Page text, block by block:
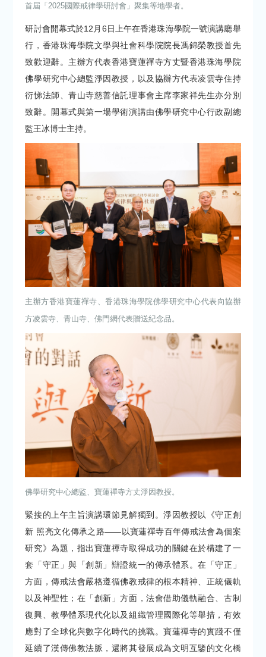
首屆「2025國際戒律學研討會」聚集等地學者。
研討會開幕式於12月6日上午在香港珠海學院一號演講廳舉
行，香港珠海學院文學與社會科學院院長馮錦榮教授首先
致歡迎辭。主辦方代表香港寶蓮禪寺方丈暨香港珠海學院
佛學研究中心總監淨因教授，以及協辦方代表凌雲寺住持
衍悌法師、青山寺慈善信託理事會主席李家祥先生亦分別
致辭。開幕式與第一場學術演講由佛學研究中心行政副總
監王冰博士主持。
主辦方香港寶蓮禪寺、香港珠海學院佛學研究中心代表向協辦
方凌雲寺、青山寺、佛門網代表贈送紀念品。
佛學研究中心總監、寶蓮禪寺方丈淨因教授。
緊接的上午主旨演講環節見解獨到。淨因教授以《守正創
新 照亮文化傳承之路——以寶蓮禪寺百年傳戒法會為個案
研究》為題，指出寶蓮禪寺取得成功的關鍵在於構建了一
套「守正」與「創新」辯證統一的傳承體系。在「守正」
方面，傳戒法會嚴格遵循佛教戒律的根本精神、正統儀軌
以及神聖性；在「創新」方面，法會借助儀軌融合、古制
復興、教學體系現代化以及組織管理國際化等舉措，有效
應對了全球化與數字化時代的挑戰。寶蓮禪寺的實踐不僅
延續了漢傳佛教法脈，還將其發展成為文明互鑒的文化橋